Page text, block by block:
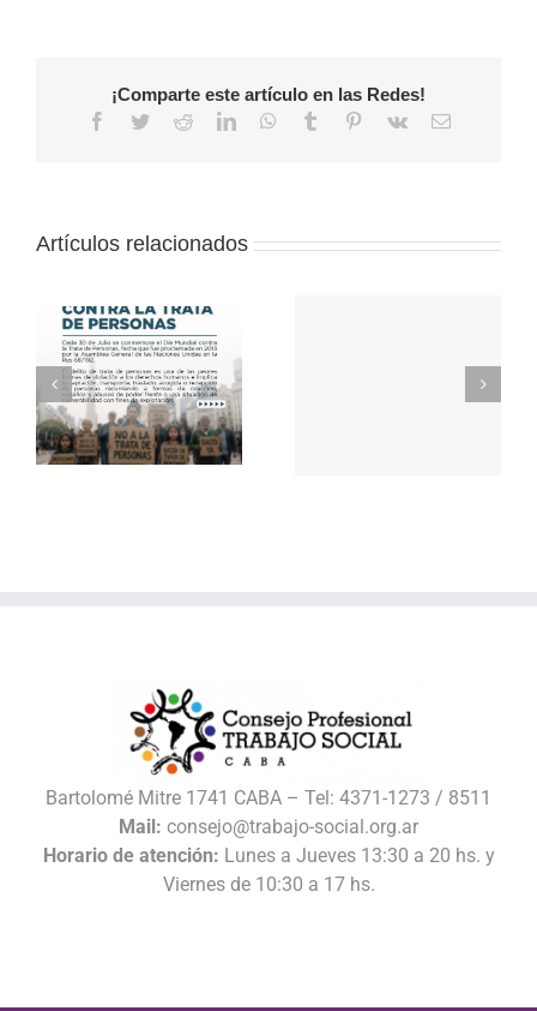
¡Comparte este artículo en las Redes!
Facebook
TwitterRedditLinkedInWhatsApp
Tumblr Pinterest
Vk
Correo
Artículos relacionados
Protegido:
PRUEBA DE
INICIO
Actualización de
Bartolomé Mitre 1741 CABA – Tel: 4371-1273 / 8511
Mail: consejo@trabajo-social.org.ar
Horario de atención: Lunes a Jueves 13:30 a 20 hs. y
Viernes de 10:30 a 17 hs.